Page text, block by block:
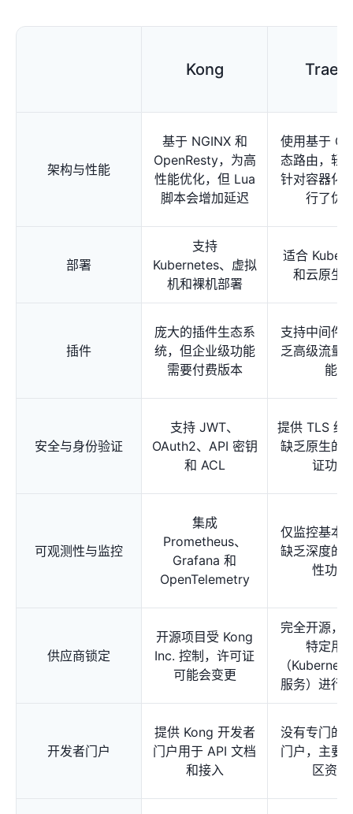
Kong
架构与性能
基于 NGINX 和
OpenResty，为高
性能优化，但 Lua
脚本会增加延迟
使用基于
态路由，轻
针对容器化
行了优
部署
支持
Kubernetes、虚拟
机和裸机部署
适合
和云原生
插件
庞大的插件生态系
统，但企业级功能
需要付费版本
支持中间件
乏高级流量
能
安全与身份验证
支持 JWT、
OAuth2、API 密钥
和 ACL
提供 TLS 终
缺乏原生的
证功能
可观测性与监控
集成
Prometheus、
Grafana 和
OpenTelemetry
仅监控基本
缺乏深度的
性功能
供应商锁定
开源项目受 Kong
Inc. 控制，许可证
可能会变更
完全开源，
特定用
（
服务）进行
开发者门户
提供 Kong 开发者
门户用于 API 文档
和接入
没有专门的
门户，主要
区资源